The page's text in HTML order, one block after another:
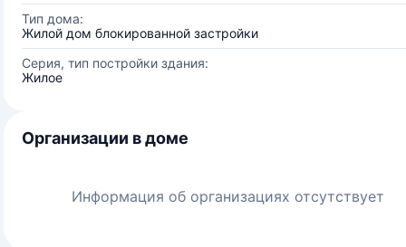
Тип дома:
Жилой дом блокированной застройки
Серия, тип постройки здания:
Жилое
Организации в доме
Информация об организациях отсутствует